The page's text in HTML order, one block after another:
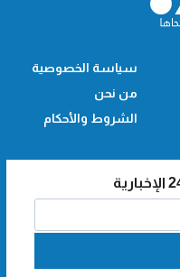
سياسة الخصوصية
من نحن
الشروط والأحكام